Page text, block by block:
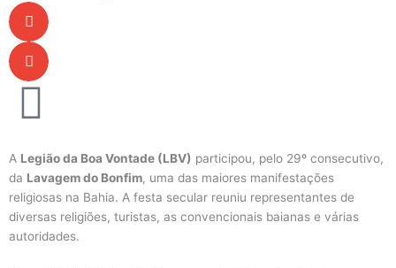
A Legião da Boa Vontade (LBV) participou, pelo 29º consecutivo,
da Lavagem do Bonfim, uma das maiores manifestações
religiosas na Bahia. A festa secular reuniu representantes de
diversas religiões, turistas, as convencionais baianas e várias
autoridades.